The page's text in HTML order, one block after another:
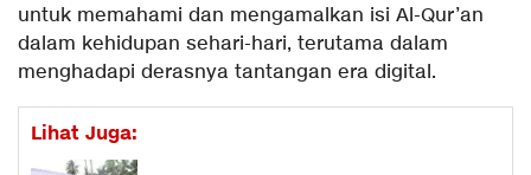
untuk memahami dan mengamalkan isi Al-Qur’an
dalam kehidupan sehari-hari, terutama dalam
menghadapi derasnya tantangan era digital.
Lihat Juga: